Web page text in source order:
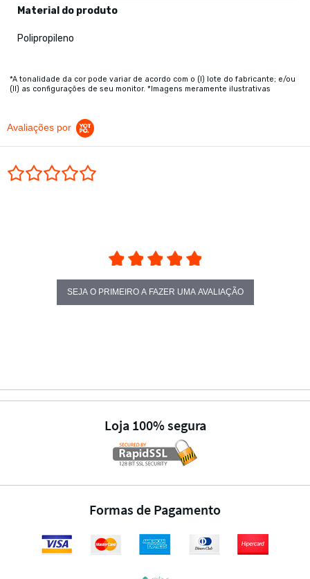
Material do produto
Polipropileno
*A tonalidade da cor pode variar de acordo com o (I) lote do fabricante; e/ou
(II) as configurações de seu monitor. *Imagens meramente ilustrativas
Avaliações por
SEJA O PRIMEIRO A FAZER UMA AVALIAÇÃO